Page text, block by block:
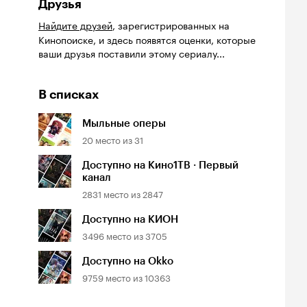
Друзья
Найдите друзей, зарегистрированных на
Кинопоиске, и здесь появятся оценки, которые
ваши друзья поставили этому сериалу...
В списках
Мыльные оперы
20 место из31
Доступно на Кино1ТВ · Первый
канал
2831 место из2847
Доступно на КИОН
3496 место из3705
Доступно на Okko
9759 место из10363